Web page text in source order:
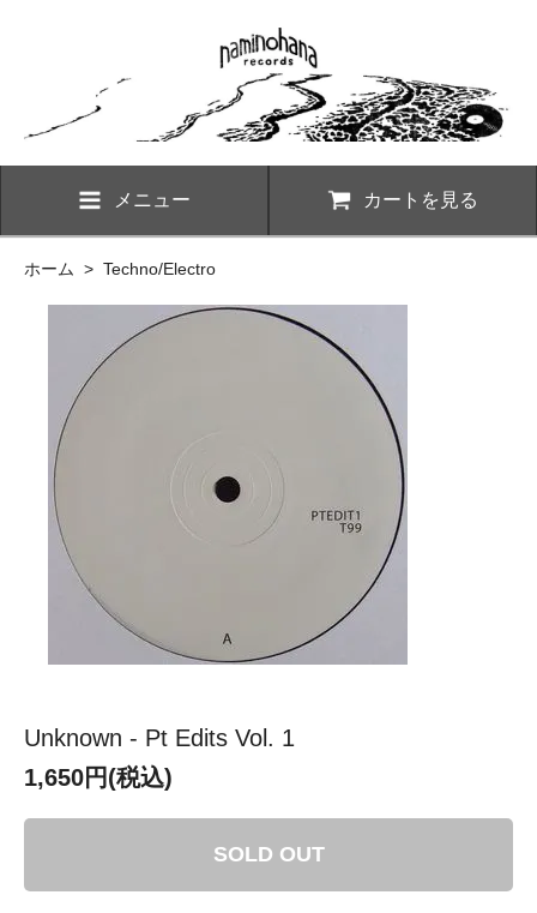
メニュー カートを見る
ホーム > Techno/Electro
Unknown - Pt Edits Vol. 1
1,650円(税込)
SOLD OUT